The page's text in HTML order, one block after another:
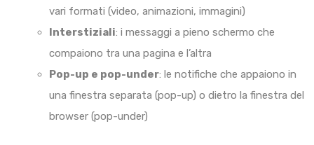
vari formati (video, animazioni, immagini)
Interstiziali: i messaggi a pieno schermo che
compaiono tra una pagina e l’altra
Pop-up e pop-under: le notifiche che appaiono in
una finestra separata (pop-up) o dietro la finestra del
browser (pop-under)